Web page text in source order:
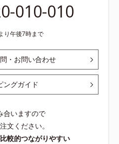
010-010
り午後7時まで
・お問い合わせ
ングガイド
合いますので
文ください。
較的つながりやすい